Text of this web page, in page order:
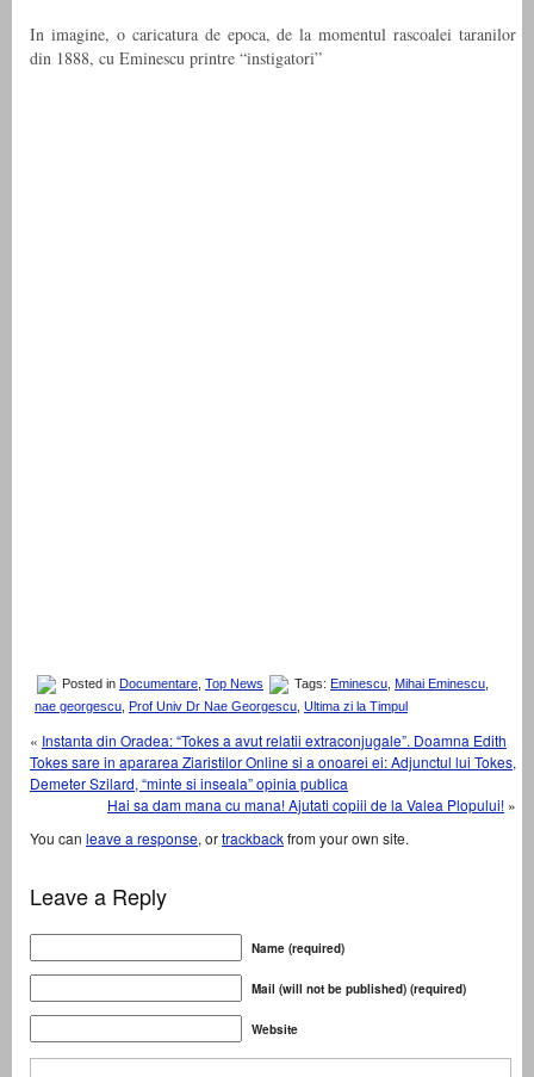
In imagine, o caricatura de epoca, de la momentul rascoalei taranilor
din 1888, cu Eminescu printre “instigatori”
Posted in Documentare Top News Tags: Eminescu Mihai Eminescu
nae georgescu
Prof Univ Dr Nae Georgescu Ultima zi la Timpul
« Instanta din Oradea: “Tokes a avut relatii extraconjugale”. Doamna Edith
Tokes sare in apararea Ziaristilor Online si a onoarei ei: Adjunctul lui Tokes,
Demeter Szilard, “minte si inseala” opinia publica
Hai sa dam mana cu mana! Ajutati copiii de la Valea Plopului! »
You can leave a response, ortrackbackfrom your own site.
Leave a Reply
Name (required)
Mail (will not be published) (required)
Website